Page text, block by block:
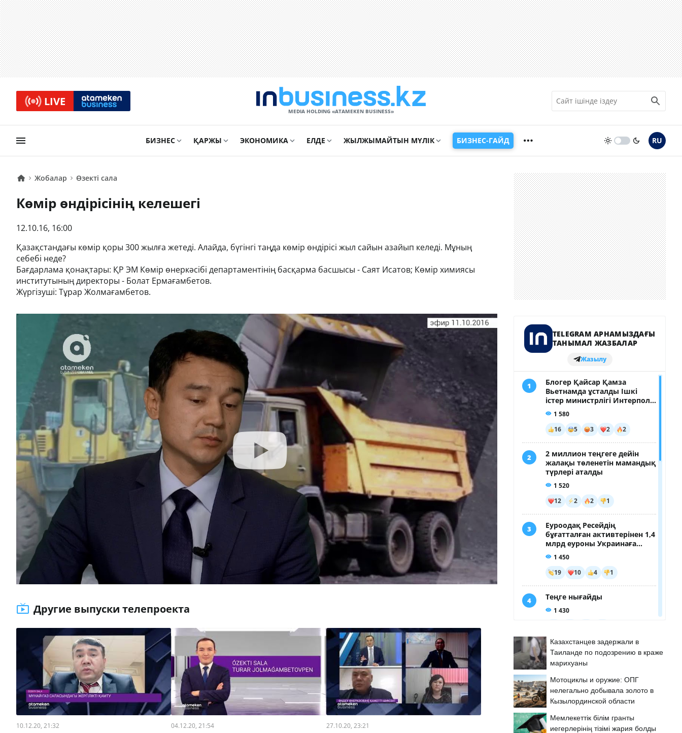
LIVE
MEDIA HOLDING «ATAMEKЕN BUSINESS»
БИЗНЕС ҚАРЖЫ ЭКОНОМИКА ЕЛДЕ ЖЫЛЖЫМАЙТЫН МҮЛІК БИЗНЕС-ГАЙД RU
Жобалар Өзекті сала
Көмір өндірісінің келешегі
12.10.16, 16:00
Қазақстандағы көмір қоры 300 жылға жетеді. Алайда, бүгінгі таңда көмір өндірісі жыл сайын азайып келеді. Мұның
себебі неде?
Бағдарлама қонақтары: ҚР ЭМ Көмір өнеркәсібі департаментінің басқарма басшысы - Саят Исатов; Көмір химиясы
институтының директоры - Болат Ермағамбетов.
Жүргізуші: Тұрар Жолмағамбетов.
Другие выпуски телепроекта
10.12.20, 21:32 04.12.20, 21:54 27.10.20, 23:21
Казахстанцев задержали в
Таиланде по подозрению в краже
марихуаны
Мотоциклы и оружие: ОПГ
нелегально добывала золото в
Кызылординской области
Мемлекеттік білім гранты
иегерлерінің тізімі жария болды